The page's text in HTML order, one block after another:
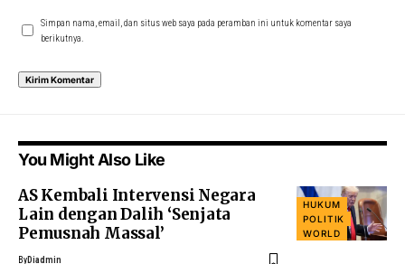
Simpan nama, email, dan situs web saya pada peramban ini untuk komentar saya
berikutnya.
You Might Also Like
HUKUM
POLITIK
WORLD
AS Kembali Intervensi Negara
Lain dengan Dalih ‘Senjata
Pemusnah Massal’
ByDiadmin